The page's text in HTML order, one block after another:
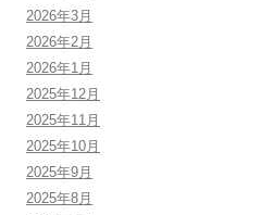
2026年3月
2026年2月
2026年1月
2025年12月
2025年11月
2025年10月
2025年9月
2025年8月